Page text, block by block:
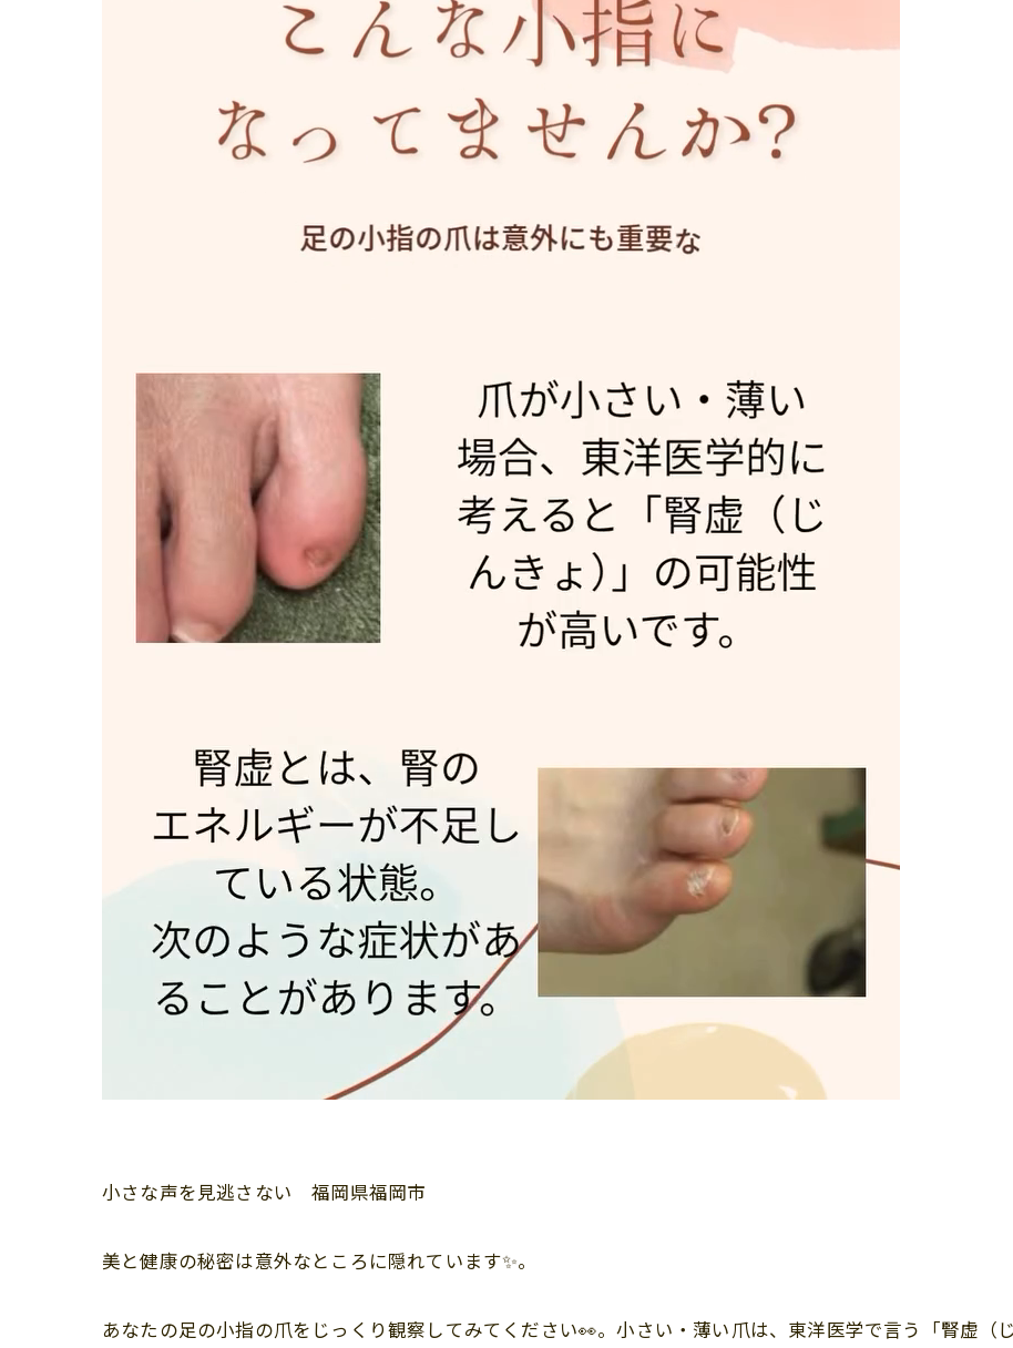
小さな声を見逃さない 福岡県福岡市
美と健康の秘密は意外なところに隠れています✨。
あなたの足の小指の爪をじっくり観察してみてください👀。小さい・薄い爪は、東洋医学で言う「腎虚（